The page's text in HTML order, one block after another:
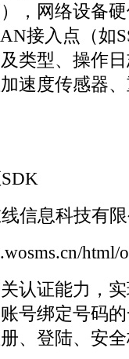
，网络设备
接入点（如
类型、操作
速度传感器
信息科技有
html/
认证能力，
号绑定号码
、登陆、安